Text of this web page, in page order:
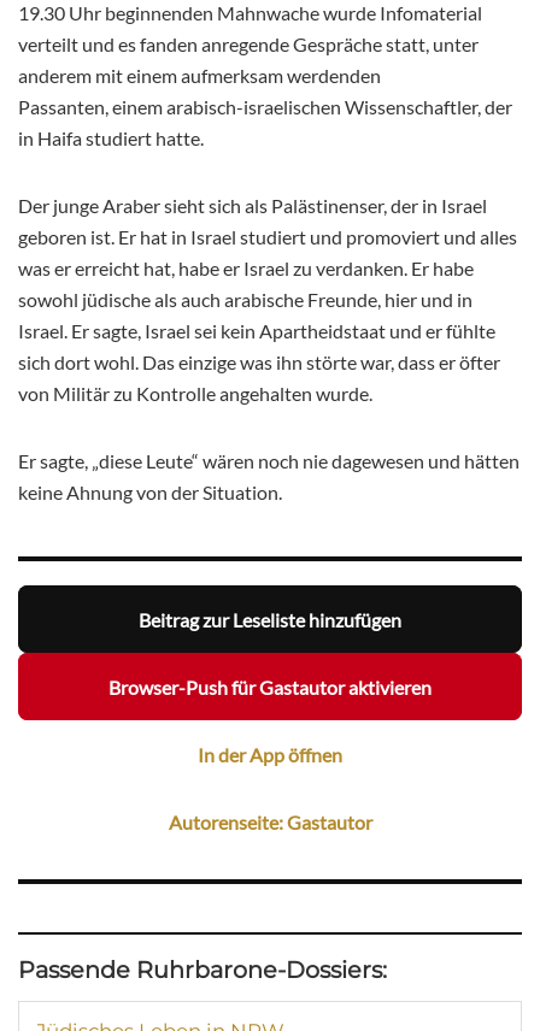
19.30 Uhr beginnenden Mahnwache wurde Infomaterial
verteilt und es fanden anregende Gespräche statt, unter
anderem mit einem aufmerksam werdenden
Passanten, einem arabisch-israelischen Wissenschaftler, der
in Haifa studiert hatte.
Der junge Araber sieht sich als Palästinenser, der in Israel
geboren ist. Er hat in Israel studiert und promoviert und alles
was er erreicht hat, habe er Israel zu verdanken. Er habe
sowohl jüdische als auch arabische Freunde, hier und in
Israel. Er sagte, Israel sei kein Apartheidstaat und er fühlte
sich dort wohl. Das einzige was ihn störte war, dass er öfter
von Militär zu Kontrolle angehalten wurde.
Er sagte, „diese Leute“ wären noch nie dagewesen und hätten
keine Ahnung von der Situation.
Beitrag zur Leseliste hinzufügen
Browser-Push für Gastautor aktivieren
In der App öffnen
Autorenseite: Gastautor
Passende Ruhrbarone-Dossiers: